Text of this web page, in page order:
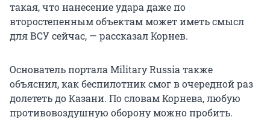
такая, что нанесение удара даже по
второстепенным объектам может иметь смысл
для ВСУ сейчас, — рассказал Корнев.
Основатель портала Military Russia также
объяснил, как беспилотник смог в очередной раз
долететь до Казани. По словам Корнева, любую
противовоздушную оборону можно пробить.